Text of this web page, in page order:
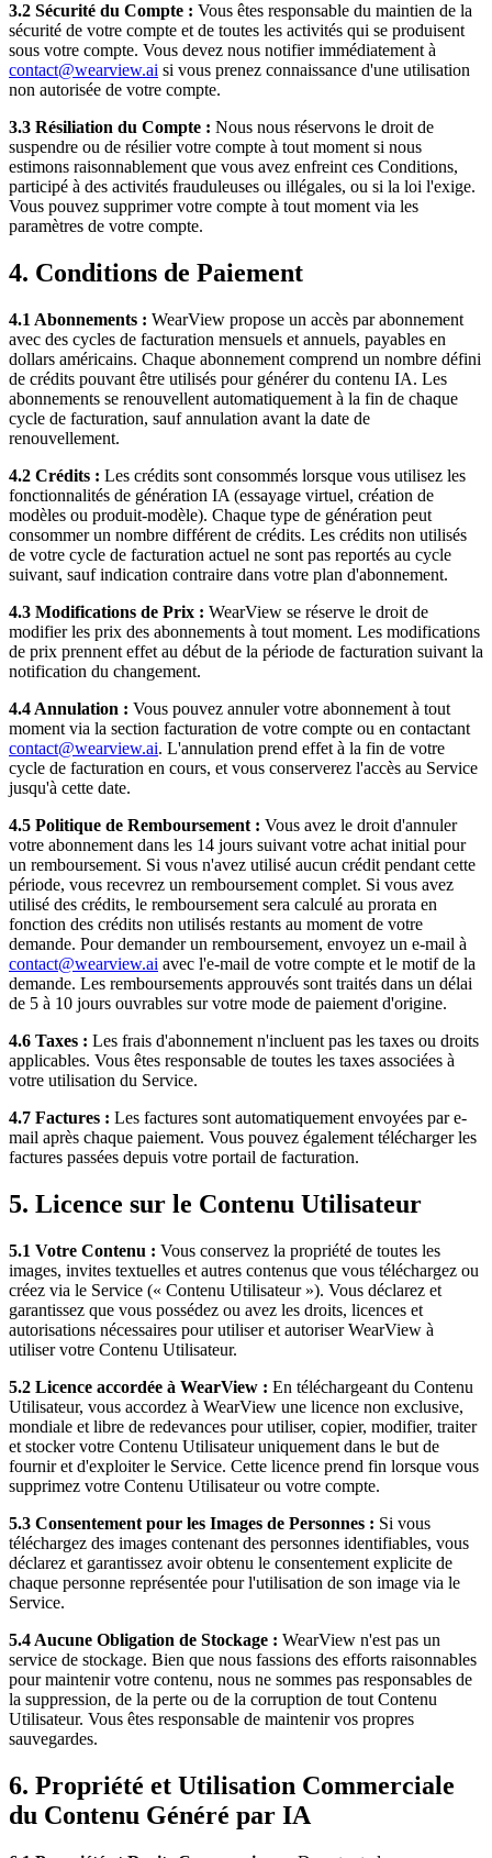
3.2 Sécurité du Compte : Vous êtes responsable du maintien de la
sécurité de votre compte et de toutes les activités qui se produisent
sous votre compte. Vous devez nous notifier immédiatement à
contact@wearview.ai si vous prenez connaissance d'une utilisation
non autorisée de votre compte.
3.3 Résiliation du Compte : Nous nous réservons le droit de
suspendre ou de résilier votre compte à tout moment si nous
estimons raisonnablement que vous avez enfreint ces Conditions,
participé à des activités frauduleuses ou illégales, ou si la loi l'exige.
Vous pouvez supprimer votre compte à tout moment via les
paramètres de votre compte.
4. Conditions de Paiement
4.1 Abonnements : WearView propose un accès par abonnement
avec des cycles de facturation mensuels et annuels, payables en
dollars américains. Chaque abonnement comprend un nombre défini
de crédits pouvant être utilisés pour générer du contenu IA. Les
abonnements se renouvellent automatiquement à la fin de chaque
cycle de facturation, sauf annulation avant la date de
renouvellement.
4.2 Crédits : Les crédits sont consommés lorsque vous utilisez les
fonctionnalités de génération IA (essayage virtuel, création de
modèles ou produit-modèle). Chaque type de génération peut
consommer un nombre différent de crédits. Les crédits non utilisés
de votre cycle de facturation actuel ne sont pas reportés au cycle
suivant, sauf indication contraire dans votre plan d'abonnement.
4.3 Modifications de Prix : WearView se réserve le droit de
modifier les prix des abonnements à tout moment. Les modifications
de prix prennent effet au début de la période de facturation suivant la
notification du changement.
4.4 Annulation : Vous pouvez annuler votre abonnement à tout
moment via la section facturation de votre compte ou en contactant
contact@wearview.ai. L'annulation prend effet à la fin de votre
cycle de facturation en cours, et vous conserverez l'accès au Service
jusqu'à cette date.
4.5 Politique de Remboursement : Vous avez le droit d'annuler
votre abonnement dans les 14 jours suivant votre achat initial pour
un remboursement. Si vous n'avez utilisé aucun crédit pendant cette
période, vous recevrez un remboursement complet. Si vous avez
utilisé des crédits, le remboursement sera calculé au prorata en
fonction des crédits non utilisés restants au moment de votre
demande. Pour demander un remboursement, envoyez un e-mail à
contact@wearview.ai avec l'e-mail de votre compte et le motif de la
demande. Les remboursements approuvés sont traités dans un délai
de 5 à 10 jours ouvrables sur votre mode de paiement d'origine.
4.6 Taxes : Les frais d'abonnement n'incluent pas les taxes ou droits
applicables. Vous êtes responsable de toutes les taxes associées à
votre utilisation du Service.
4.7 Factures : Les factures sont automatiquement envoyées par e-
mail après chaque paiement. Vous pouvez également télécharger les
factures passées depuis votre portail de facturation.
5. Licence sur le Contenu Utilisateur
5.1 Votre Contenu : Vous conservez la propriété de toutes les
images, invites textuelles et autres contenus que vous téléchargez ou
créez via le Service (« Contenu Utilisateur »). Vous déclarez et
garantissez que vous possédez ou avez les droits, licences et
autorisations nécessaires pour utiliser et autoriser WearView à
utiliser votre Contenu Utilisateur.
5.2 Licence accordée à WearView : En téléchargeant du Contenu
Utilisateur, vous accordez à WearView une licence non exclusive,
mondiale et libre de redevances pour utiliser, copier, modifier, traiter
et stocker votre Contenu Utilisateur uniquement dans le but de
fournir et d'exploiter le Service. Cette licence prend fin lorsque vous
supprimez votre Contenu Utilisateur ou votre compte.
5.3 Consentement pour les Images de Personnes : Si vous
téléchargez des images contenant des personnes identifiables, vous
déclarez et garantissez avoir obtenu le consentement explicite de
chaque personne représentée pour l'utilisation de son image via le
Service.
5.4 Aucune Obligation de Stockage : WearView n'est pas un
service de stockage. Bien que nous fassions des efforts raisonnables
pour maintenir votre contenu, nous ne sommes pas responsables de
la suppression, de la perte ou de la corruption de tout Contenu
Utilisateur. Vous êtes responsable de maintenir vos propres
sauvegardes.
6. Propriété et Utilisation Commerciale
du Contenu Généré par IA